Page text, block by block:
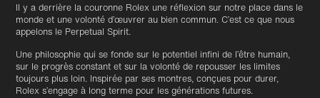
Il y a derrière la couronne Rolex une réflexion sur notre place dans le
monde et une volonté d’œuvrer au bien commun. C’est ce que nous
appelons le Perpetual Spirit.
Une philosophie qui se fonde sur le potentiel infini de l’être humain,
sur le progrès constant et sur la volonté de repousser les limites
toujours plus loin. Inspirée par ses montres, conçues pour durer,
Rolex s’engage à long terme pour les générations futures.